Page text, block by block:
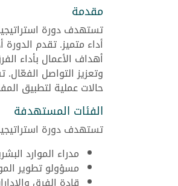
مقدمة
تستهدف دورة
أداء متميز. تقدم
أهداف الأعمال بأداء
وتعزيز التواصل
حالات عملية لتطبيق
الفئات المستهدفة
تستهدف دورة
مدراء الموارد
مسؤولو تطوير